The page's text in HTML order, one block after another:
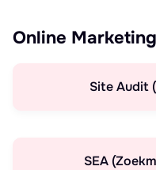
Online Marketing
Site Audit
SEA